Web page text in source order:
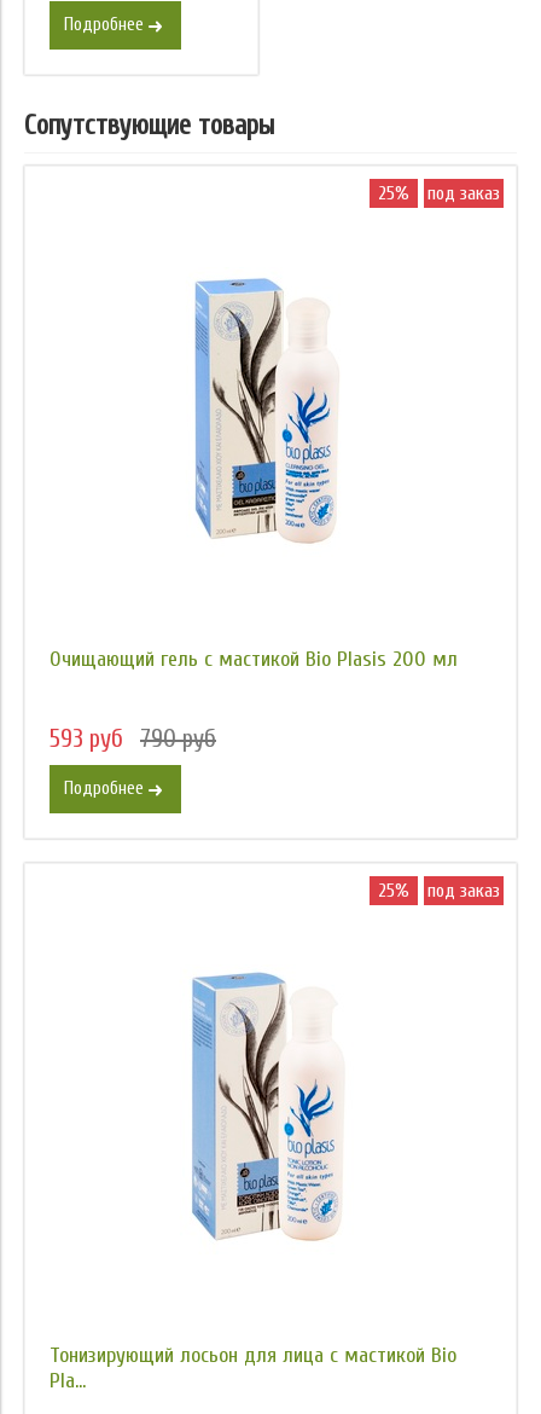
Подробнее
Сопутствующие товары
25% под заказ
Очищающий гель с мастикой Bio Plasis 200 мл
593 руб 790 руб
Подробнее
25% под заказ
Тонизирующий лосьон для лица с мастикой Bio
Pla...